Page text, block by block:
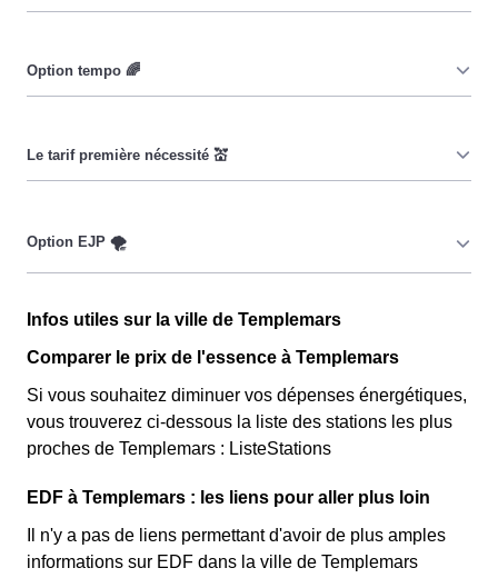
💡
Templemars est moindre. ⚡
Templemarois à réduire leur consommation pendant 65
jours par an durant lesquels le prix du kiloWatt est
uniquement pour les consommateurs Templemarois qui
premiers KWh de chaque mois sont moins chers, et
fait attention à sa consommation à Templemars. Ce tarif
existe chez la plupart des fournisseurs d'électricité de
France et est disponible pour les Templemarois
éligibles. 💡🏠
clients Templemarois l'ayant choisie avant 1998. Elle
différencie deux tarifs : pendant 22 jours le prix de
l'électricité est quatre fois plus cher, tandis que tous les
autres jours de l'année, le prix est 20% moins cher par
Infos utiles sur la ville de Templemars
Comparer le prix de l'essence à Templemars
Si vous souhaitez diminuer vos dépenses énergétiques,
vous trouverez ci-dessous la liste des stations les plus
proches de Templemars : ListeStations
EDF à Templemars : les liens pour aller plus loin
Il n'y a pas de liens permettant d'avoir de plus amples
informations sur EDF dans la ville de Templemars